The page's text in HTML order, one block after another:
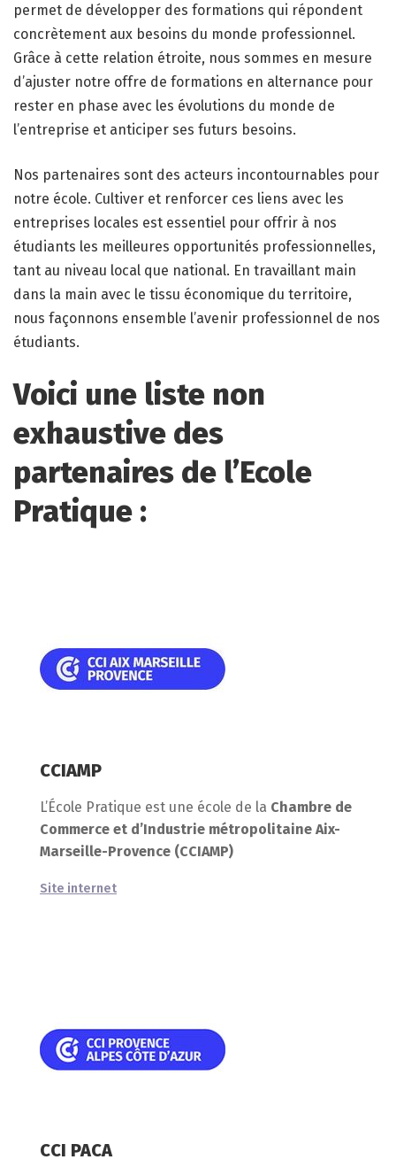
permet de développer des formations qui répondent
concrètement aux besoins du monde professionnel.
Grâce à cette relation étroite, nous sommes en mesure
d’ajuster notre offre de formations en alternance pour
rester en phase avec les évolutions du monde de
l’entreprise et anticiper ses futurs besoins.
Nos partenaires sont des acteurs incontournables pour
notre école. Cultiver et renforcer ces liens avec les
entreprises locales est essentiel pour offrir à nos
étudiants les meilleures opportunités professionnelles,
tant au niveau local que national. En travaillant main
dans la main avec le tissu économique du territoire,
nous façonnons ensemble l’avenir professionnel de nos
étudiants.
Voici une liste non
exhaustive des
partenaires de l’Ecole
Pratique :
CCIAMP
L’École Pratique est une école de la Chambre de
Commerce et d’Industrie métropolitaine Aix-
Marseille-Provence (CCIAMP)
Site internet
CCI PACA